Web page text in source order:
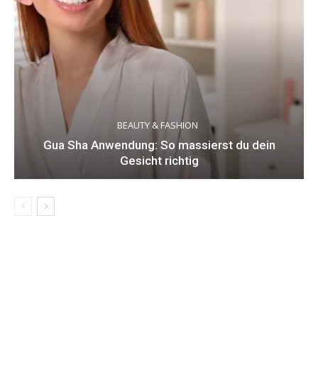
BEAUTY & FASHION
Gua Sha Anwendung: So massierst du dein
Gesicht richtig